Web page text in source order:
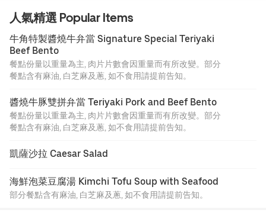
人氣精選 Popular Items
牛角特製醬燒牛弁當 Signature Special Teriyaki
Beef Bento
餐點份量以重量為主, 肉片片數會因重量而有所改變。部分
餐點含有麻油, 白芝麻及蔥, 如不食用請提前告知。
醬燒牛豚雙拼弁當 Teriyaki Pork and Beef Bento
餐點份量以重量為主, 肉片片數會因重量而有所改變。部分
餐點含有麻油, 白芝麻及蔥, 如不食用請提前告知。
凱薩沙拉 Caesar Salad
海鮮泡菜豆腐湯 Kimchi Tofu Soup with Seafood
部分餐點含有麻油, 白芝麻及蔥, 如不食用請提前告知。